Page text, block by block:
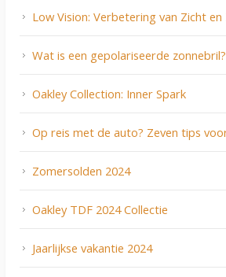
Low Vision: Verbetering van Zicht
Wat is een gepolariseerde zonnebril?
Oakley Collection: Inner Spark
Op reis met de auto? Zeven tips
Zomersolden 2024
Oakley TDF 2024 Collectie
Jaarlijkse vakantie 2024